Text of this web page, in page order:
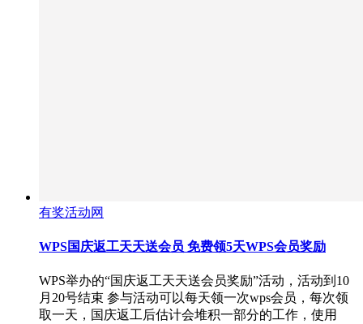
有奖活动网
WPS国庆返工天天送会员 免费领5天WPS会员奖励
WPS举办的“国庆返工天天送会员奖励”活动，活动到10
月20号结束 参与活动可以每天领一次wps会员，每次领
取一天，国庆返工后估计会堆积一部分的工作，使用